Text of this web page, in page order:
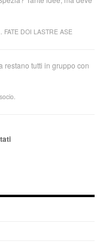
DOI LASTRE ASE
restano tutti in gruppo con